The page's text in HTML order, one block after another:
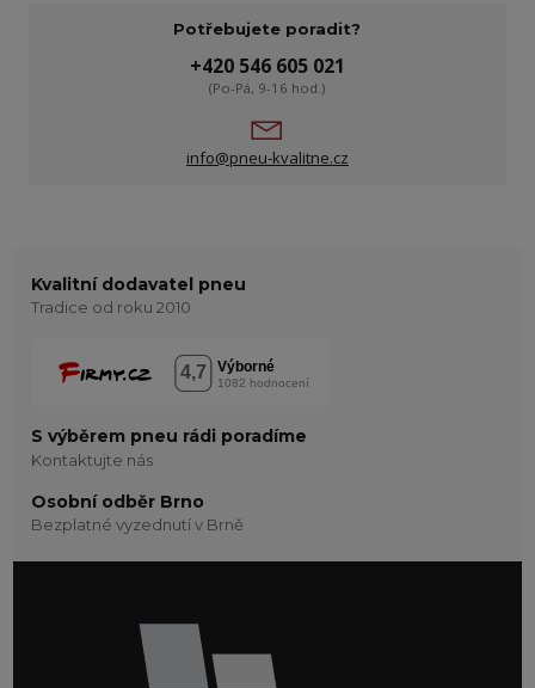
Potřebujete poradit?
+420 546 605 021
(Po-Pá, 9-16 hod.)
info@pneu-kvalitne.cz
Kvalitní dodavatel pneu
Tradice od roku 2010
S výběrem pneu rádi poradíme
Kontaktujte nás
Osobní odběr Brno
Bezplatné vyzednutí v Brně